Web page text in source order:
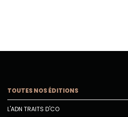
TOUTES NOS ÉDITIONS
L'ADN TRAITS D'CO